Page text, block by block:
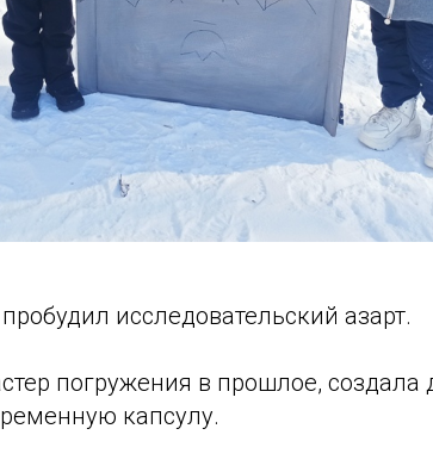
исследовательский азарт.
погружения в прошлое,
капсулу.